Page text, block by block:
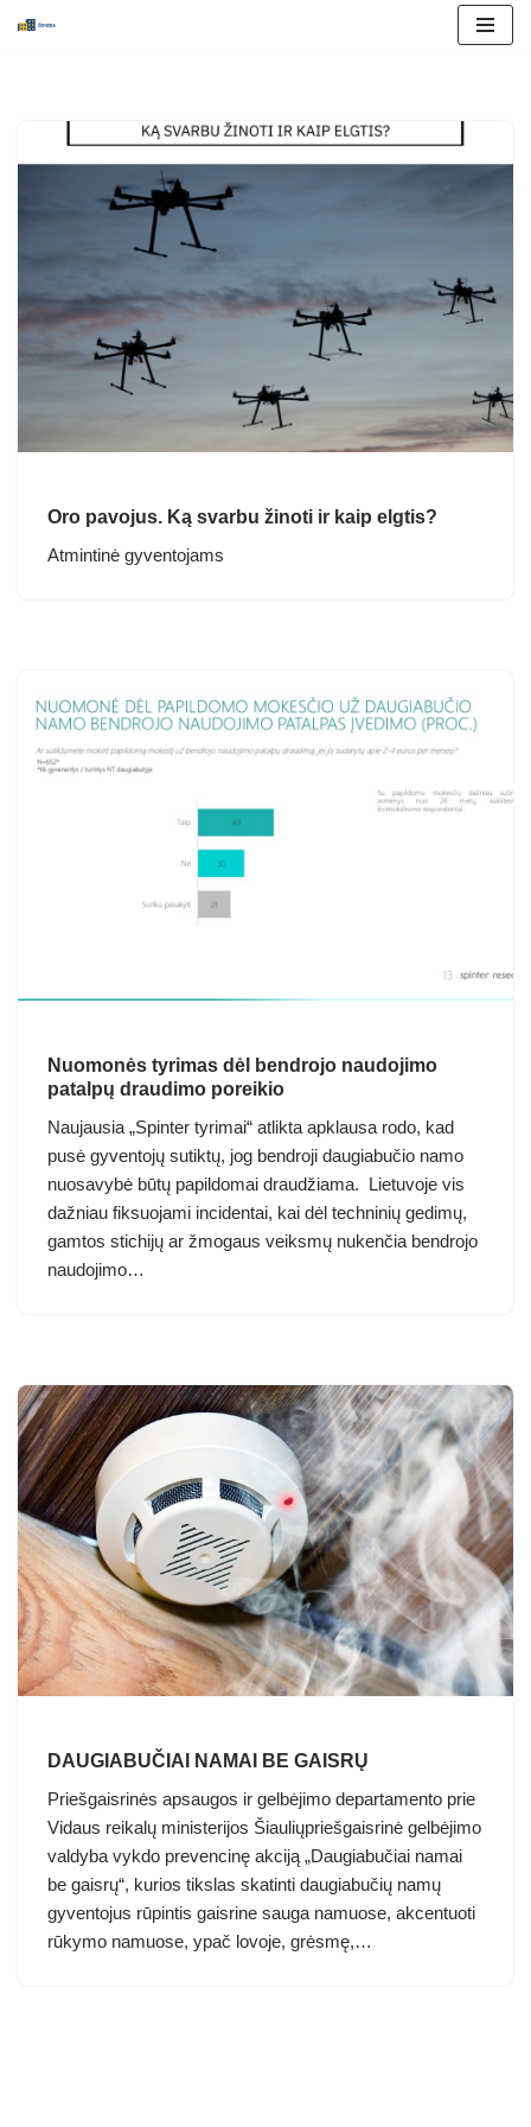
content
Oro pavojus. Ką svarbu žinoti ir kaip elgtis?
Atmintinė gyventojams
Nuomonės tyrimas dėl bendrojo naudojimo
patalpų draudimo poreikio
Naujausia „Spinter tyrimai“ atlikta apklausa rodo, kad
pusė gyventojų sutiktų, jog bendroji daugiabučio namo
nuosavybė būtų papildomai draudžiama. Lietuvoje vis
dažniau fiksuojami incidentai, kai dėl techninių gedimų,
gamtos stichijų ar žmogaus veiksmų nukenčia bendrojo
naudojimo…
DAUGIABUČIAI NAMAI BE GAISRŲ
Priešgaisrinės apsaugos ir gelbėjimo departamento prie
Vidaus reikalų ministerijos Šiauliųpriešgaisrinė gelbėjimo
valdyba vykdo prevencinę akciją „Daugiabučiai namai
be gaisrų“, kurios tikslas skatinti daugiabučių namų
gyventojus rūpintis gaisrine sauga namuose, akcentuoti
rūkymo namuose, ypač lovoje, grėsmę,…